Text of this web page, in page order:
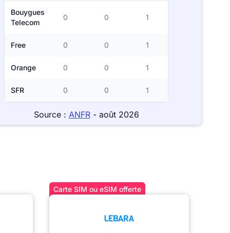
Bouygues
Telecom
0 0 1
Free 0 0 1
Orange 0 0 1
SFR 0 0 1
Source : ANFR- août 2026
Carte SIM ou eSIM offerte